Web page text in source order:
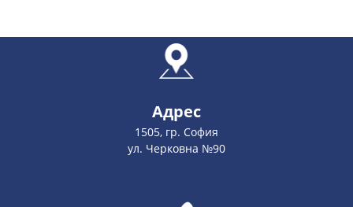
Адрес
1505, гр. София
ул. Черковна №90